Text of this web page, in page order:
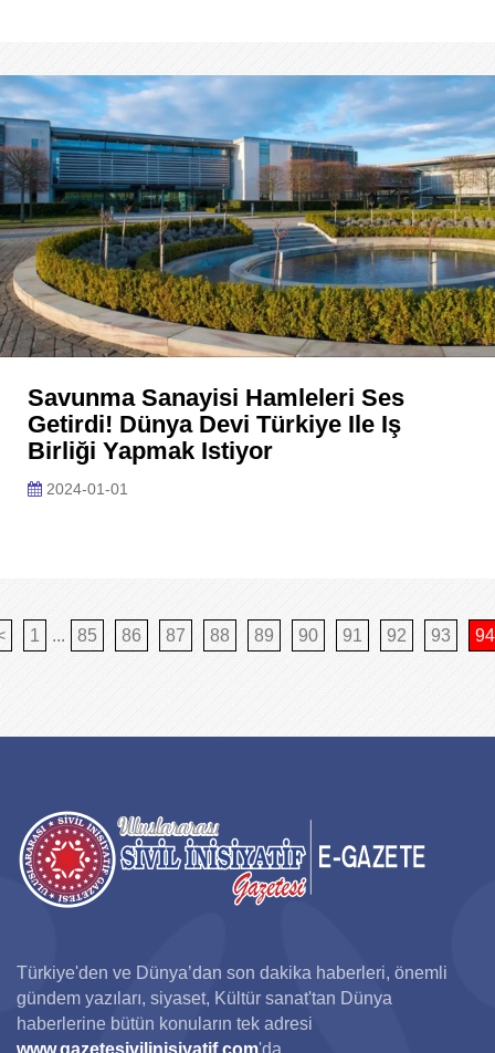
Savunma Sanayisi Hamleleri Ses
Getirdi! Dünya Devi Türkiye Ile Iş
Birliği Yapmak Istiyor
2024-01-01
1 ... 85 86 87 88 89 90 91 92 93 94
Türkiye'den ve Dünya’dan son dakika haberleri, önemli
gündem yazıları, siyaset, Kültür sanat'tan Dünya
haberlerine bütün konuların tek adresi
www.gazetesivilinisiyatif.com'da.